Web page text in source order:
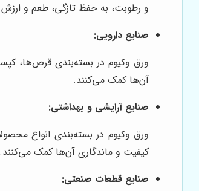
و رطوبت، به حفظ تازگی، طعم و
صنایع دارویی:
ورق وکیوم در بسته‌بندی قرص‌ها،
آن‌ها کمک می‌کنند.
صنایع آرایشی و بهداشتی:
ورق وکیوم در بسته‌بندی انواع
کیفیت و ماندگاری آن‌ها کمک می‌کنند.
صنایع قطعات صنعتی: